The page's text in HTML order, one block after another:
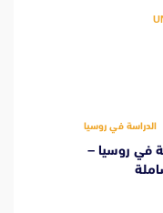
الدراسة في روسيا
في روسيا –